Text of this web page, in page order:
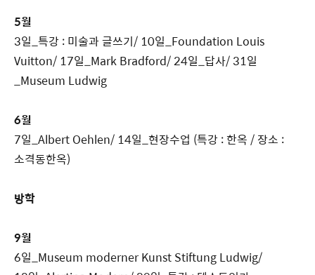
5월
3일_특강 : 미술과 글쓰기/ 10일_Foundation Louis
Vuitton/ 17일_Mark Bradford/ 24일_답사/ 31일
_Museum Ludwig
6월
7일_Albert Oehlen/ 14일_현장수업 (특강 : 한옥 / 장소 :
소격동한옥)
방학
9월
6일_Museum moderner Kunst Stiftung Ludwig/